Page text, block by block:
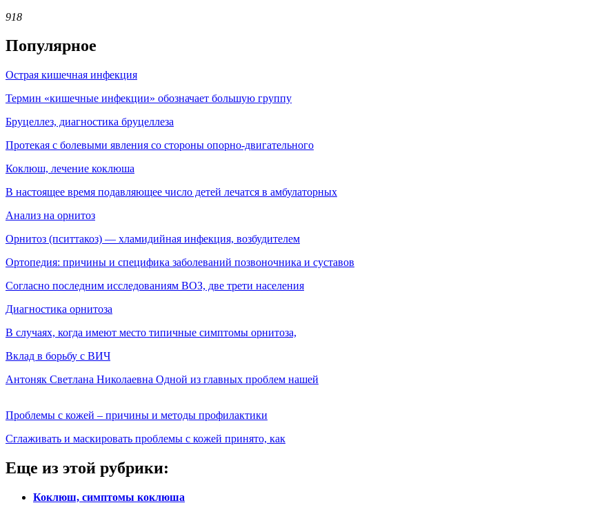
918
Популярное
Острая кишечная инфекция
Термин «кишечные инфекции» обозначает большую группу
Бруцеллез, диагностика бруцеллеза
Протекая с болевыми явления со стороны опорно-двигательного
Коклюш, лечение коклюша
В настоящее время подавляющее число детей лечатся в амбулаторных
Анализ на орнитоз
Орнитоз (пситтакоз) — хламидийная инфекция, воз­будителем
Ортопедия: причины и специфика заболеваний позвоночника и суставов
Согласно последним исследованиям ВОЗ, две трети населения
Диагностика орнитоза
В случаях, когда имеют место типичные симптомы орнитоза,
Вклад в борьбу с ВИЧ
Антоняк Светлана Николаевна Одной из главных проблем нашей
Проблемы с кожей – причины и методы профилактики
Сглаживать и маскировать проблемы с кожей принято, как
Еще из этой рубрики:
Коклюш, симптомы коклюша